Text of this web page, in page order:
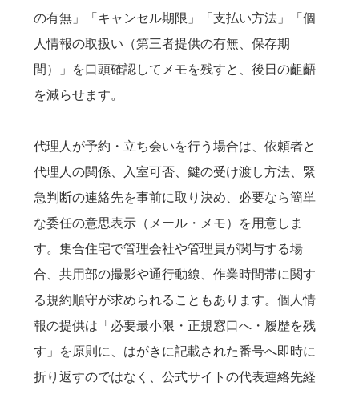
の有無」「キャンセル期限」「支払い方法」「個
人情報の取扱い（第三者提供の有無、保存期
間）」を口頭確認してメモを残すと、後日の齟齬
を減らせます。
代理人が予約・立ち会いを行う場合は、依頼者と
代理人の関係、入室可否、鍵の受け渡し方法、緊
急判断の連絡先を事前に取り決め、必要なら簡単
な委任の意思表示（メール・メモ）を用意しま
す。集合住宅で管理会社や管理員が関与する場
合、共用部の撮影や通行動線、作業時間帯に関す
る規約順守が求められることもあります。個人情
報の提供は「必要最小限・正規窓口へ・履歴を残
す」を原則に、はがきに記載された番号へ即時に
折り返すのではなく、公式サイトの代表連絡先経